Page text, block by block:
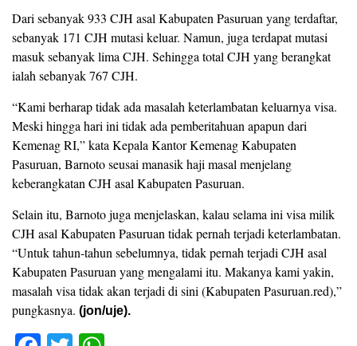
Dari sebanyak 933 CJH asal Kabupaten Pasuruan yang terdaftar,
sebanyak 171 CJH mutasi keluar. Namun, juga terdapat mutasi
masuk sebanyak lima CJH. Sehingga total CJH yang berangkat
ialah sebanyak 767 CJH.
“Kami berharap tidak ada masalah keterlambatan keluarnya visa.
Meski hingga hari ini tidak ada pemberitahuan apapun dari
Kemenag RI,” kata Kepala Kantor Kemenag Kabupaten
Pasuruan, Barnoto seusai manasik haji masal menjelang
keberangkatan CJH asal Kabupaten Pasuruan.
Selain itu, Barnoto juga menjelaskan, kalau selama ini visa milik
CJH asal Kabupaten Pasuruan tidak pernah terjadi keterlambatan.
“Untuk tahun-tahun sebelumnya, tidak pernah terjadi CJH asal
Kabupaten Pasuruan yang mengalami itu. Makanya kami yakin,
masalah visa tidak akan terjadi di sini (Kabupaten Pasuruan.red),”
pungkasnya. (jon/uje).